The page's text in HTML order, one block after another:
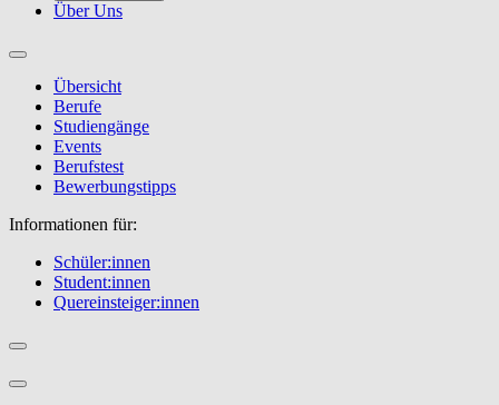
Über Uns
Übersicht
Berufe
Studiengänge
Events
Berufstest
Bewerbungstipps
Informationen für:
Schüler:innen
Student:innen
Quereinsteiger:innen